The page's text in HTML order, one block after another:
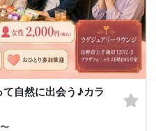
自然に出会う♪カラ